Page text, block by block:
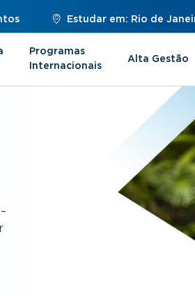
Estudar em: Rio de
Programas
Internacionais
Alta Gestão